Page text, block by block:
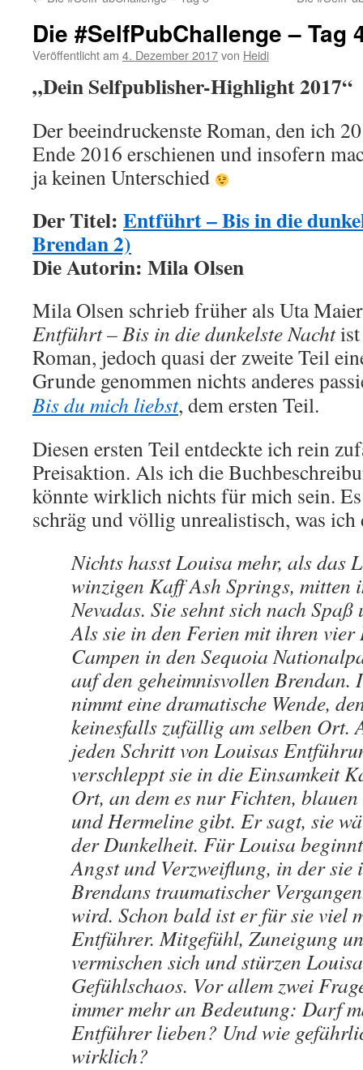
Die #SelfPubChallenge – Tag
Veröffentlicht am 4. Dezember 2017von Heidi
„Dein Selfpublisher-Highlight 2017“
Der beeindruckenste Roman, den ich
Ende 2016 erschienen und insofern
ja keinen Unterschied
Der Titel: Entführt – Bis in die
Brendan 2)
Die Autorin: Mila Olsen
Mila Olsen schrieb früher als Uta
Entführt – Bis in die dunkelste Nachtist
Roman, jedoch quasi der zweite Teil
Grunde genommen nichts anderes
Bis du mich liebst, dem ersten Teil.
Diesen ersten Teil entdeckte ich rein
Preisaktion. Als ich die
könnte wirklich nichts für mich sein.
schräg und völlig unrealistisch, was ich
Nichts hasst Louisa mehr, als das
winzigen Kaff Ash Springs, mitten
Nevadas. Sie sehnt sich nach Spaß
Als sie in den Ferien mit ihren vier
Campen in den Sequoia
auf den geheimnisvollen Brendan.
nimmt eine dramatische Wende,
keinesfalls zufällig am selben Ort.
jeden Schritt von Louisas
verschleppt sie in die Einsamkeit
Ort, an dem es nur Fichten,
und Hermeline gibt. Er sagt, sie
der Dunkelheit. Für Louisa
Angst und Verzweiflung, in der sie
Brendans traumatischer
wird. Schon bald ist er für sie viel
Entführer. Mitgefühl, Zuneigung
vermischen sich und stürzen
Gefühlschaos. Vor allem zwei
immer mehr an Bedeutung: Darf
Entführer lieben? Und wie
wirklich?